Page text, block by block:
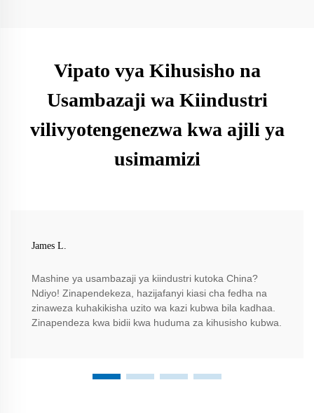
Vipato vya Kihusisho na
Usambazaji wa Kiindustri
vilivyotengenezwa kwa ajili ya
usimamizi
James L.
Mashine ya usambazaji ya kiindustri kutoka China?
Ndiyo! Zinapendekeza, hazijafanyi kiasi cha fedha na
zinaweza kuhakikisha uzito wa kazi kubwa bila kadhaa.
Zinapendeza kwa bidii kwa huduma za kihusisho kubwa.